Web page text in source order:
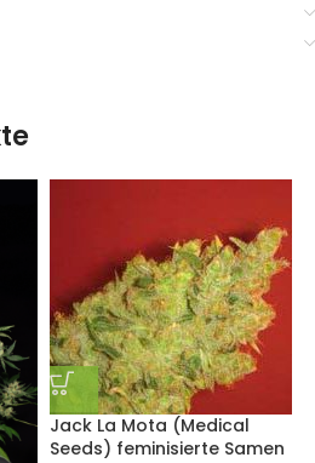
Jack La Mota (Medical
Seeds) feminisierte Samen